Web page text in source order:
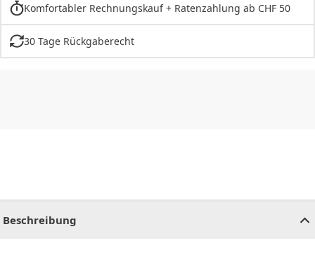
Komfortabler Rechnungskauf + Ratenzahlung ab CHF 50
30 Tage Rückgaberecht
Beschreibung